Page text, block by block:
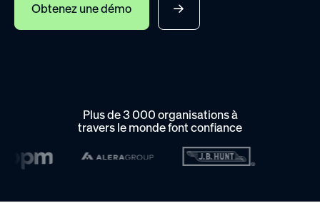
Obtenez une démo
Plus de 3 000 organisations à
travers le monde font confiance